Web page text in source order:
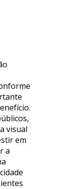
visual
em
a